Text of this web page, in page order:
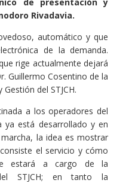
Rivadavia.
automático y que
de la demanda.
rige actualmente dejará
Guillermo Cosentino de la
del STJCH.
a los operadores del
ya está desarrollado y en
la idea es mostrar
el servicio y cómo
estará a cargo de la
STJCH; en tanto la